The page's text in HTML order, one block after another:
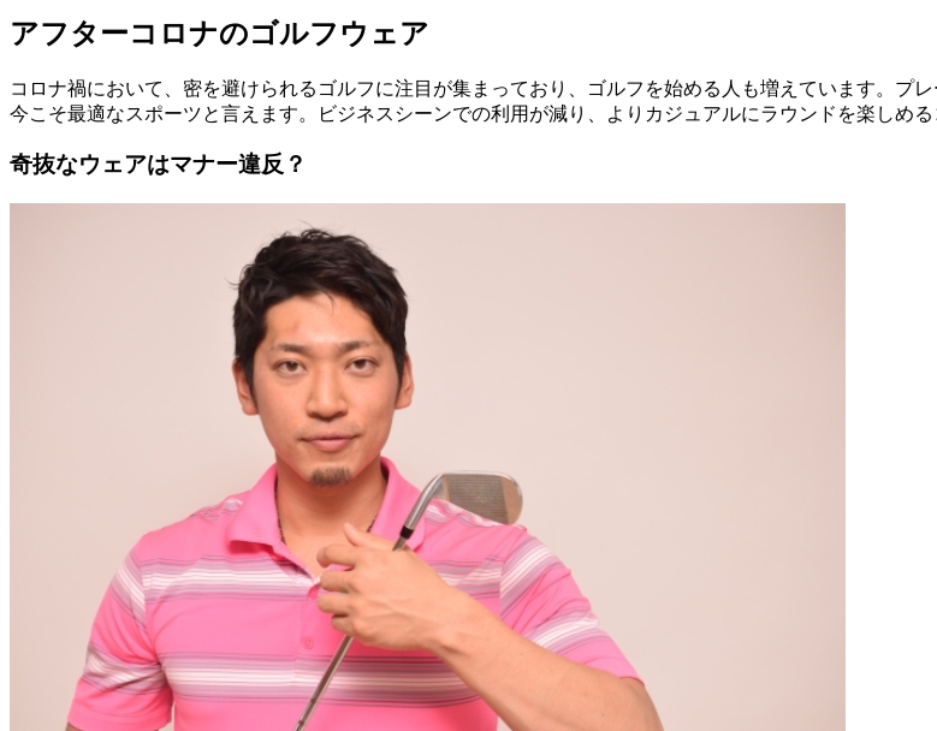
アフターコロナのゴルフウェア
コロナ禍において、密を避けられるゴルフに注目が集まっており、ゴルフを始める人も増えています。プ
今こそ最適なスポーツと言えます。ビジネスシーンでの利用が減り、よりカジュアルにラウンドを楽しめる
奇抜なウェアはマナー違反？